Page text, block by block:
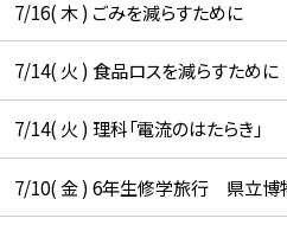
7/16( 木 ) ごみを減らすために
7/14( 火 ) 食品ロスを減らすために
7/14( 火 ) 理科「電流のはたらき」
7/10( 金 ) 6年生修学旅行 県立博